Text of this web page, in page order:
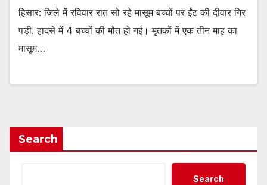
हिसार: जिले में रविवार रात सो रहे मासूम बच्चों पर ईंट की दीवार गिर
पड़ी. हादसे में 4 बच्चों की मौत हो गई। मृतकों में एक तीन माह का
मासूम…
Search
Search